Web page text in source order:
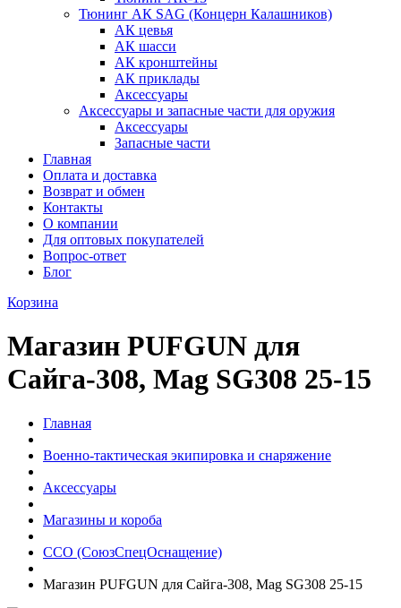
Тюнинг АК SAG (Концерн Калашников)
АК цевья
АК шасси
АК кронштейны
АК приклады
Аксессуары
Аксессуары и запасные части для оружия
Аксессуары
Запасные части
Главная
Оплата и доставка
Возврат и обмен
Контакты
О компании
Для оптовых покупателей
Вопрос-ответ
Блог
Корзина
Магазин PUFGUN для
Сайга-308, Mag SG308 25-15
Главная
Военно-тактическая экипировка и снаряжение
Аксессуары
Магазины и короба
ССО (СоюзСпецОснащение)
Магазин PUFGUN для Сайга-308, Mag SG308 25-15